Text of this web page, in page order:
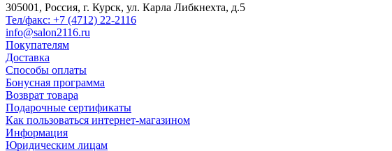
305001, Россия, г. Курск, ул. Карла Либкнехта, д.5
Тел/факс: +7 (4712) 22-2116
info@salon2116.ru
Покупателям
Доставка
Способы оплаты
Бонусная программа
Возврат товара
Подарочные сертификаты
Как пользоваться интернет-магазином
Информация
Юридическим лицам